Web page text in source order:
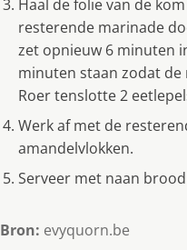
Haal de folie van de
resterende marinade
zet opnieuw 6 minuten
minuten staan zodat
Roer tenslotte 2
Werk af met de
amandelvlokken.
Serveer met naan
Bron: evyquorn.be